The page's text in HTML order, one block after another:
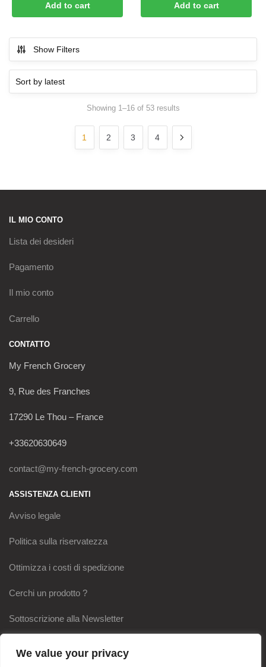
We value your privacy
Add to cart Add to cart
Show Filters
Showing 1–16 of 53 results
1 2 3 4
IL MIO CONTO
Lista dei desideri
Pagamento
Il mio conto
Carrello
CONTATTO
My French Grocery
9, Rue des Franches
17290 Le Thou – France
+33620630649
contact@my-french-grocery.com
ASSISTENZA CLIENTI
Avviso legale
Politica sulla riservatezza
Ottimizza i costi di spedizione
Cerchi un prodotto ?
Sottoscrizione alla Newsletter